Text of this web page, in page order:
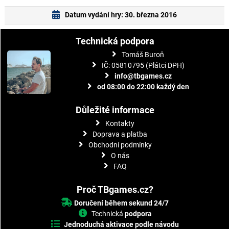
Datum vydání hry: 30. března 2016
Technická podpora
Tomáš Buroň
IČ: 05810795 (Plátci DPH)
info@tbgames.cz
od 08:00 do 22:00 každý den
Důležité informace
Kontakty
Doprava a platba
Obchodní podmínky
O nás
FAQ
Proč TBgames.cz?
Doručení během sekund 24/7
Technická podpora
Jednoduchá aktivace podle návodu